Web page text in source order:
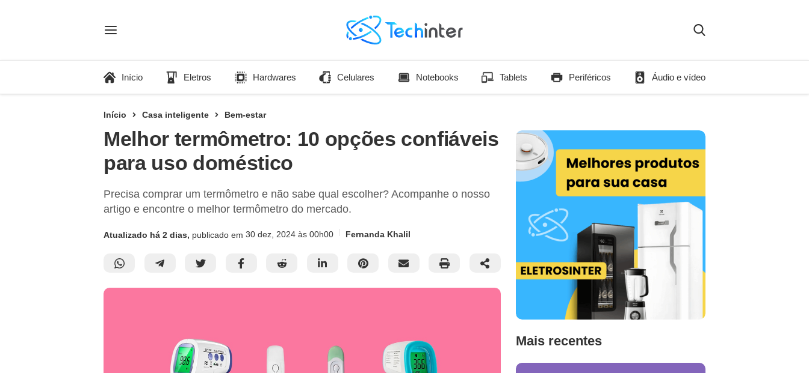
Início Eletros Hardwares Celulares Notebooks Tablets Periféricos Áudio e vídeo
Início Casa inteligente Bem-estar
Melhor termômetro: 10 opções confiáveis
para uso doméstico
Precisa comprar um termômetro e não sabe qual escolher? Acompanhe o nosso
artigo e encontre o melhor termômetro do mercado.
Atualizado há 2 dias, publicado em 30 dez, 2024 às 00h00 Fernanda Khalil
Mais recentes